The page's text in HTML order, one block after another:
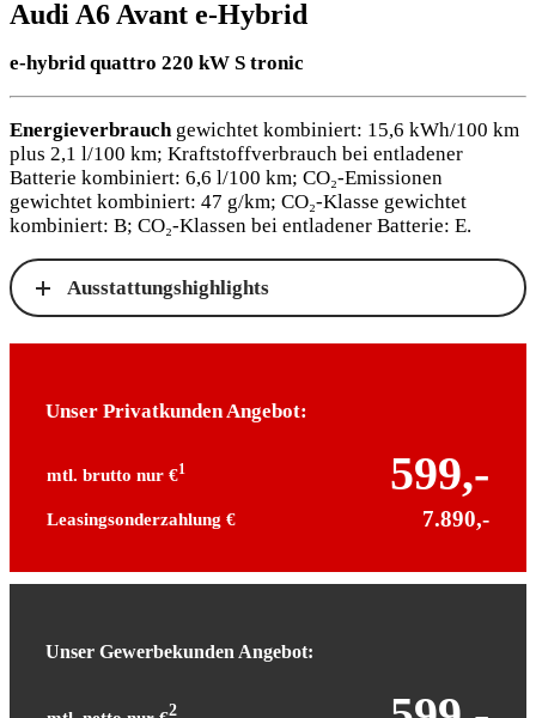
Audi A6 Avant e-Hybrid
e-hybrid quattro 220 kW S tronic
Energieverbrauchgewichtet kombiniert: 15,6 kWh/100 km
plus 2,1 l/100 km; Kraftstoffverbrauch bei entladener
Batterie kombiniert: 6,6 l/100 km; CO₂-Emissionen
gewichtet kombiniert: 47 g/km; CO₂-Klasse gewichtet
kombiniert: B; CO₂-Klassen bei entladener Batterie: E.
Ausstattungshighlights
Unser Privatkunden Angebot:
mtl. brutto nur €1 599,-
Leasingsonderzahlung € 7.890,-
Unser Gewerbekunden Angebot:
2